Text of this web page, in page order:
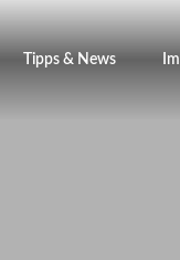
Tipps & News